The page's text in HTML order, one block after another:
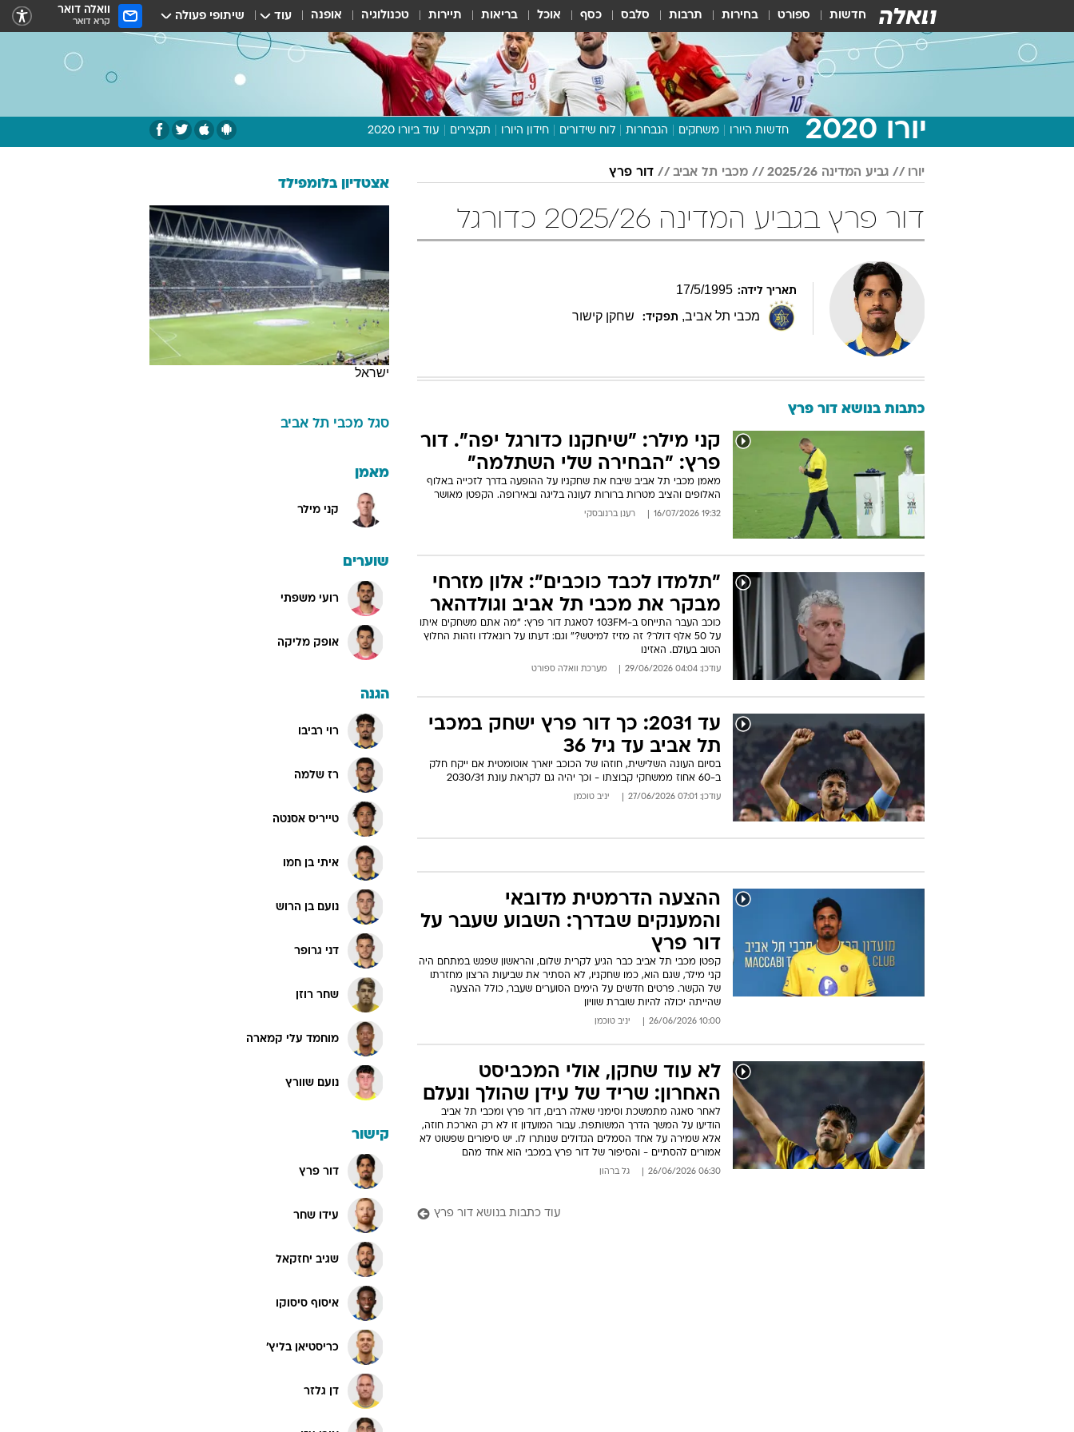
חדשות ספורט בחירות תרבות סלבס כסף אוכל בריאות תיירות טכנולוגיה אופנה עוד שיתופי פעולה וואלה דואר
קרא דואר
יורו 2020 חדשות היורו משחקים הנבחרות לוח שידורים חידון היורו תקצירים עוד ביורו 2020
תכנית היורו
וואלה! ספורט
יורו גביע המדינה 2025/26 מכבי תל אביב דור פרץ
דור פרץ בגביע המדינה 2025/26 כדורגל
תאריך לידה: 17/5/1995
מכבי תל אביב, תפקיד: שחקן קישור
כתבות בנושא דור פרץ
קני מילר: "שיחקנו כדורגל יפה". דור
פרץ: "הבחירה שלי השתלמה"
מאמן מכבי תל אביב שיבח את שחקניו על ההופעה בדרך לזכייה באלוף
האלופים והציב מטרות ברורות לעונה בליגה ובאירופה. הקפטן מאושר
19:32 16/07/2026 רענן ברנובסקי
"תלמדו לכבד כוכבים": אלון מזרחי
מבקר את מכבי תל אביב וגולדהאר
כוכב העבר התייחס ב-103FM לסאגת דור פרץ: "מה אתם משחקים איתו
על 50 אלף דולר? זה מזיז למיטש?" וגם: דעתו על רונאלדו וזהות החלוץ
הטוב בעולם. האזינו
עודכן: 04:04 29/06/2026 מערכת וואלה ספורט
עד 2031: כך דור פרץ ישחק במכבי
תל אביב עד גיל 36
בסיום העונה השלישית, חוזהו של הכוכב יוארך אוטומטית אם ייקח חלק
ב-60 אחוז ממשחקי קבוצתו - וכך יהיה גם לקראת עונת 2030/31
עודכן: 07:01 27/06/2026 יניב טוכמן
ההצעה הדרמטית מדובאי
והמענקים שבדרך: השבוע שעבר על
דור פרץ
קפטן מכבי תל אביב כבר הגיע לקרית שלום, והראשון שפגש במתחם היה
קני מילר, שגם הוא, כמו שחקניו, לא הסתיר את שביעות הרצון מחזרתו
של הקשר. פרטים חדשים על הימים הסוערים שעבר, כולל ההצעה
שהייתה יכולה להיות שוברת שוויון
10:00 26/06/2026 יניב טוכמן
לא עוד שחקן, אולי המכביסט
האחרון: שריד של עידן שהולך ונעלם
לאחר סאגה מתמשכת וסימני שאלה רבים, דור פרץ ומכבי תל אביב
הודיעו על המשך הדרך המשותפת. עבור המועדון זו לא רק הארכת חוזה,
אלא שמירה על אחד הסמלים הגדולים שנותרו לו. יש סיפורים שפשוט לא
אמורים להסתיים - והסיפור של דור פרץ במכבי הוא אחד מהם
06:30 26/06/2026 גל ברהון
עוד כתבות בנושא דור פרץ
אצטדיון בלומפילד
ישראל
סגל מכבי תל אביב
מאמן
קני מילר
שוערים
רועי משפתי
אופק מליקה
הגנה
רוי רביבו
רז שלמה
טייריס אסנטה
איתי בן חמו
נועם בן הרוש
דני גרופר
שחר רוזן
מוחמד עלי קמארה
נועם שוורץ
קישור
דור פרץ
עידו שחר
שגיב יחזקאל
איסוף סיסוקו
כריסטיאן בליץ'
דן גלזר